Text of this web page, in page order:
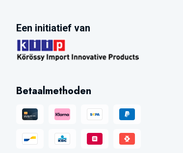
Een initiatief van
Betaalmethoden